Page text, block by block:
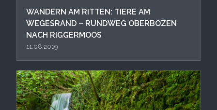
WANDERN AM RITTEN: TIERE AM
WEGESRAND – RUNDWEG OBERBOZEN
NACH RIGGERMOOS
11.08.2019